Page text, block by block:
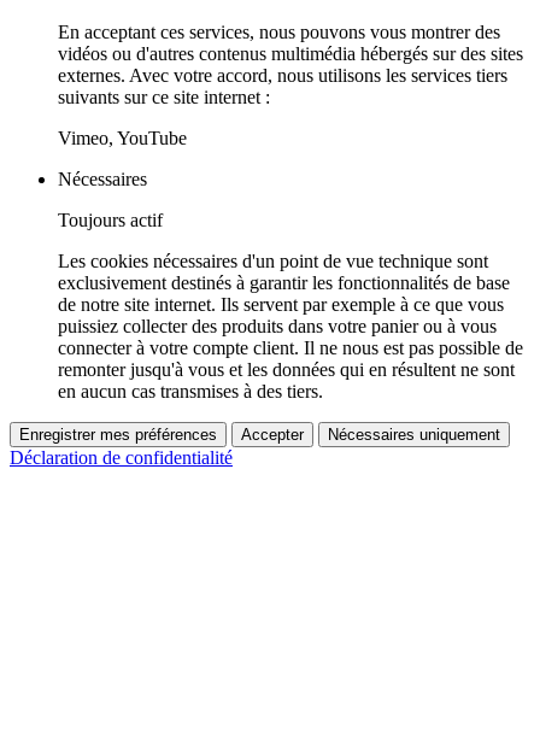
En acceptant ces services, nous pouvons vous montrer des
vidéos ou d'autres contenus multimédia hébergés sur des sites
externes. Avec votre accord, nous utilisons les services tiers
suivants sur ce site internet :
Vimeo, YouTube
Nécessaires
Toujours actif
Les cookies nécessaires d'un point de vue technique sont
exclusivement destinés à garantir les fonctionnalités de base
de notre site internet. Ils servent par exemple à ce que vous
puissiez collecter des produits dans votre panier ou à vous
connecter à votre compte client. Il ne nous est pas possible de
remonter jusqu'à vous et les données qui en résultent ne sont
en aucun cas transmises à des tiers.
Enregistrer mes préférences Accepter Nécessaires uniquement
Déclaration de confidentialité